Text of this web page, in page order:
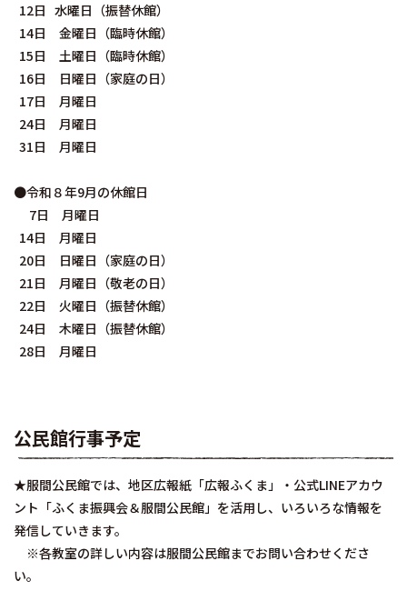
12日 水曜日（振替休館）
14日 金曜日（臨時休館）
15日 土曜日（臨時休館）
16日 日曜日（家庭の日）
17日 月曜日
24日 月曜日
31日 月曜日
●令和８年9月の休館日
7日 月曜日
14日 月曜日
20日 日曜日（家庭の日）
21日 月曜日（敬老の日）
22日 火曜日（振替休館）
24日 木曜日（振替休館）
28日 月曜日
公民館行事予定
★服間公民館では、地区広報紙「広報ふくま」・公式LINEアカウ
ント「ふくま振興会＆服間公民館」を活用し、いろいろな情報を
発信していきます。
※各教室の詳しい内容は服間公民館までお問い合わせくださ
い。